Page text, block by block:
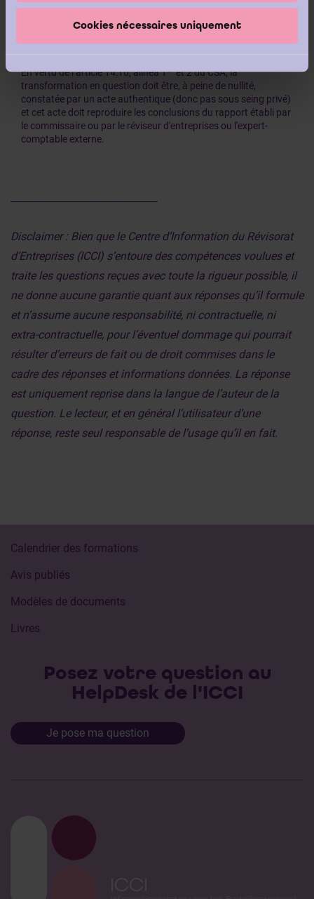
Cookies nécessaires uniquement
surévalué.
En vertu de l’article 14:10, alinéa 1eret 2 du CSA, la
transformation en question doit être, à peine de nullité,
constatée par un acte authentique (donc pas sous seing privé)
et cet acte doit reproduire les conclusions du rapport établi par
le commissaire ou par le réviseur d'entreprises ou l'expert-
comptable externe.
Disclaimer : Bien que le Centre d’Information du Révisorat
d’Entreprises (ICCI) s’entoure des compétences voulues et
traite les questions reçues avec toute la rigueur possible, il
ne donne aucune garantie quant aux réponses qu’il formule
et n’assume aucune responsabilité, ni contractuelle, ni
extra-contractuelle, pour l’éventuel dommage qui pourrait
résulter d’erreurs de fait ou de droit commises dans le
cadre des réponses et informations données. La réponse
est uniquement reprise dans la langue de l’auteur de la
question. Le lecteur, et en général l’utilisateur d’une
réponse, reste seul responsable de l’usage qu’il en fait.
Calendrier des formations
Avis publiés
Modèles de documents
Livres
Posez votre question au
HelpDesk de l'ICCI
Je pose ma question